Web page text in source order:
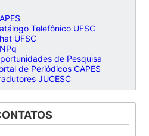
Telefônico UFSC
UFSC
de Pesquisa
de Periódicos CAPES
JUCESC